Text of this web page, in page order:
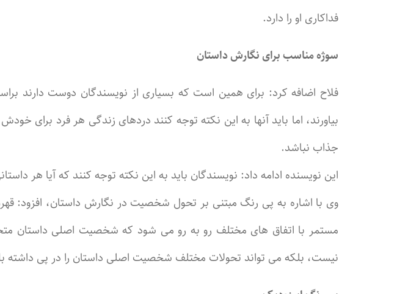
فداکاری او را دارد.
سوژه مناسب برای نگارش داستان
فلاح اضافه کرد: برای همین است که بسیاری از نویسندگان دوست دارند
بیاورند، اما باید آنها به این نکته توجه کنند دردهای زندگی هر فرد
جذاب نباشد.
این نویسنده ادامه داد: نویسندگان باید به این نکته توجه کنند که آیا هر
وی با اشاره به پی رنگ مبتنی بر تحول شخصیت در نگارش داستان، افزود:
مستمر با اتفاق های مختلف رو به رو می شود که شخصیت اصلی داستان
نیست، بلکه می تواند تحولات مختلف شخصیت اصلی داستان را در پی داشته